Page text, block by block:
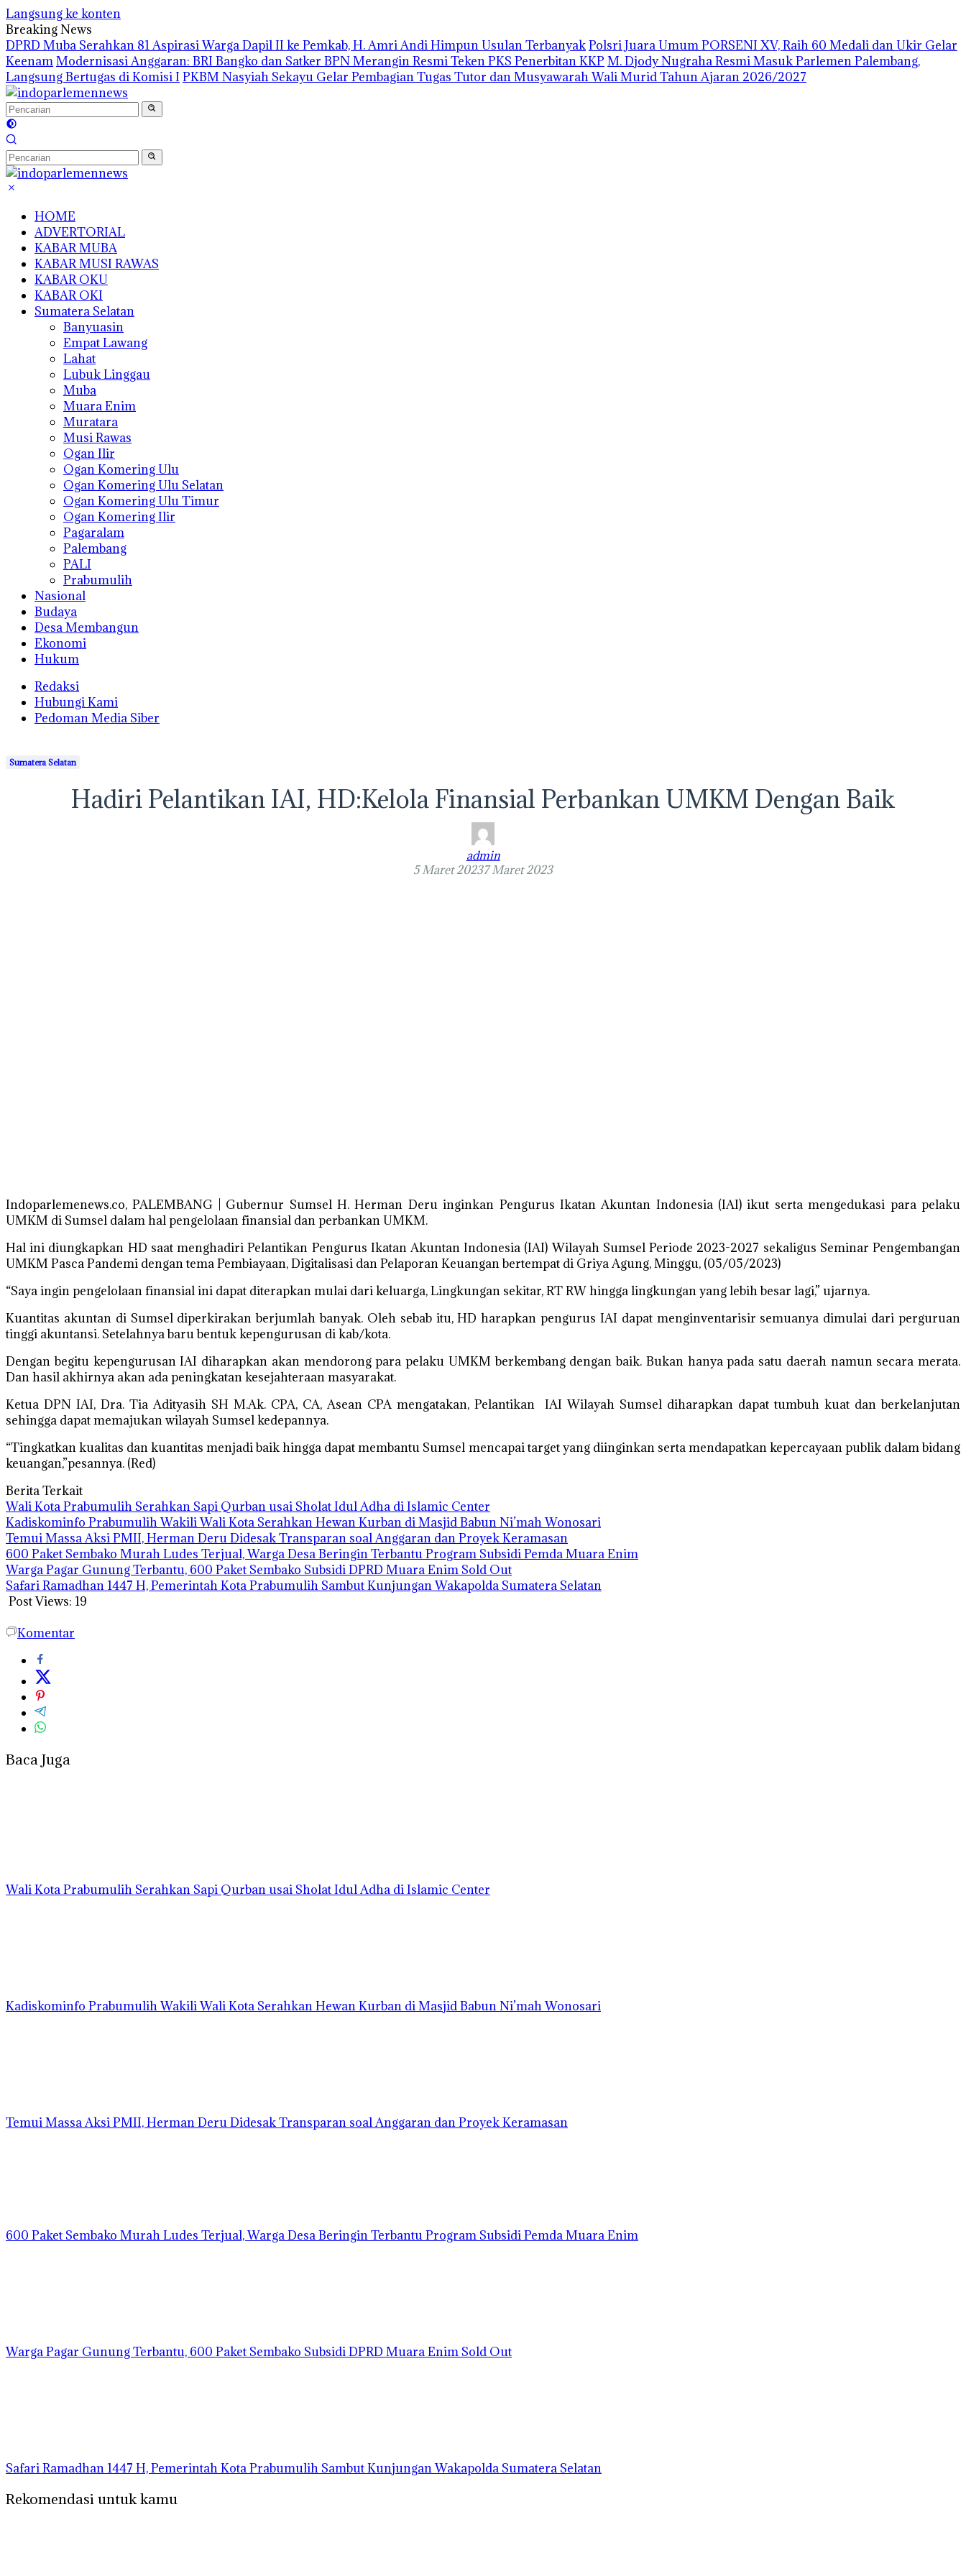
Langsung ke konten
Breaking News
DPRD Muba Serahkan 81 Aspirasi Warga Dapil II ke Pemkab, H. Amri Andi Himpun Usulan TerbanyakPolsri Juara Umum PORSENI XV, Raih 60 Medali dan Ukir Gelar
KeenamModernisasi Anggaran: BRI Bangko dan Satker BPN Merangin Resmi Teken PKS Penerbitan KKP M. Djody Nugraha Resmi Masuk Parlemen Palembang,
Langsung Bertugas di Komisi I PKBM Nasyiah Sekayu Gelar Pembagian Tugas Tutor dan Musyawarah Wali Murid Tahun Ajaran 2026/2027
HOME
ADVERTORIAL
KABAR MUBA
KABAR MUSI RAWAS
KABAR OKU
KABAR OKI
Sumatera Selatan
Banyuasin
Empat Lawang
Lahat
Lubuk Linggau
Muba
Muara Enim
Muratara
Musi Rawas
Ogan Ilir
Ogan Komering Ulu
Ogan Komering Ulu Selatan
Ogan Komering Ulu Timur
Ogan Komering Ilir
Pagaralam
Palembang
PALI
Prabumulih
Nasional
Budaya
Desa Membangun
Ekonomi
Hukum
Redaksi
Hubungi Kami
Pedoman Media Siber
Sumatera Selatan
Hadiri Pelantikan IAI, HD:Kelola Finansial Perbankan UMKM Dengan Baik
admin
5 Maret 20237 Maret 2023
Indoparlemenews.co, PALEMBANG | Gubernur Sumsel H. Herman Deru inginkan Pengurus Ikatan Akuntan Indonesia (IAI) ikut serta mengedukasi para pelaku
UMKM di Sumsel dalam hal pengelolaan finansial dan perbankan UMKM.
Hal ini diungkapkan HD saat menghadiri Pelantikan Pengurus Ikatan Akuntan Indonesia (IAI) Wilayah Sumsel Periode 2023-2027 sekaligus Seminar Pengembangan
UMKM Pasca Pandemi dengan tema Pembiayaan, Digitalisasi dan Pelaporan Keuangan bertempat di Griya Agung, Minggu, (05/05/2023)
“Saya ingin pengelolaan finansial ini dapat diterapkan mulai dari keluarga, Lingkungan sekitar, RT RW hingga lingkungan yang lebih besar lagi,” ujarnya.
Kuantitas akuntan di Sumsel diperkirakan berjumlah banyak. Oleh sebab itu, HD harapkan pengurus IAI dapat menginventarisir semuanya dimulai dari perguruan
tinggi akuntansi. Setelahnya baru bentuk kepengurusan di kab/kota.
Dengan begitu kepengurusan IAI diharapkan akan mendorong para pelaku UMKM berkembang dengan baik. Bukan hanya pada satu daerah namun secara merata.
Dan hasil akhirnya akan ada peningkatan kesejahteraan masyarakat.
Ketua DPN IAI, Dra. Tia Adityasih SH M.Ak. CPA, CA, Asean CPA mengatakan, Pelantikan IAI Wilayah Sumsel diharapkan dapat tumbuh kuat dan berkelanjutan
sehingga dapat memajukan wilayah Sumsel kedepannya.
“Tingkatkan kualitas dan kuantitas menjadi baik hingga dapat membantu Sumsel mencapai target yang diinginkan serta mendapatkan kepercayaan publik dalam bidang
keuangan,”pesannya. (Red)
Berita Terkait
Wali Kota Prabumulih Serahkan Sapi Qurban usai Sholat Idul Adha di Islamic Center
Kadiskominfo Prabumulih Wakili Wali Kota Serahkan Hewan Kurban di Masjid Babun Ni’mah Wonosari
Temui Massa Aksi PMII, Herman Deru Didesak Transparan soal Anggaran dan Proyek Keramasan
600 Paket Sembako Murah Ludes Terjual, Warga Desa Beringin Terbantu Program Subsidi Pemda Muara Enim
Warga Pagar Gunung Terbantu, 600 Paket Sembako Subsidi DPRD Muara Enim Sold Out
Safari Ramadhan 1447 H, Pemerintah Kota Prabumulih Sambut Kunjungan Wakapolda Sumatera Selatan
Post Views: 19
Komentar
Baca Juga
Wali Kota Prabumulih Serahkan Sapi Qurban usai Sholat Idul Adha di Islamic Center
Kadiskominfo Prabumulih Wakili Wali Kota Serahkan Hewan Kurban di Masjid Babun Ni’mah Wonosari
Temui Massa Aksi PMII, Herman Deru Didesak Transparan soal Anggaran dan Proyek Keramasan
600 Paket Sembako Murah Ludes Terjual, Warga Desa Beringin Terbantu Program Subsidi Pemda Muara Enim
Warga Pagar Gunung Terbantu, 600 Paket Sembako Subsidi DPRD Muara Enim Sold Out
Safari Ramadhan 1447 H, Pemerintah Kota Prabumulih Sambut Kunjungan Wakapolda Sumatera Selatan
Rekomendasi untuk kamu